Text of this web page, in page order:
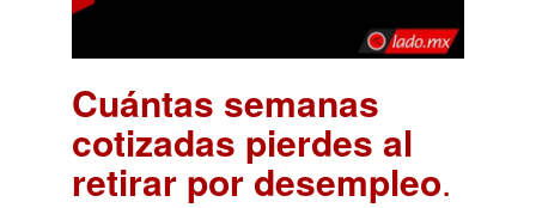
Cuántas semanas
cotizadas pierdes al
retirar por desempleo.